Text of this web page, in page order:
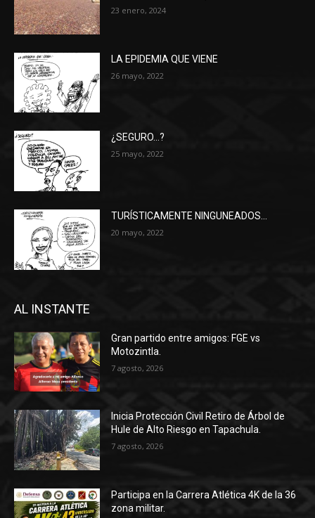
23 enero, 2024
LA EPIDEMIA QUE VIENE
26 mayo, 2022
¿SEGURO…?
25 mayo, 2022
TURÍSTICAMENTE NINGUNEADOS…
20 mayo, 2022
AL INSTANTE
Gran partido entre amigos: FGE vs
Motozintla.
7 agosto, 2026
Inicia Protección Civil Retiro de Árbol de
Hule de Alto Riesgo en Tapachula.
7 agosto, 2026
Participa en la Carrera Atlética 4K de la 36
zona militar.